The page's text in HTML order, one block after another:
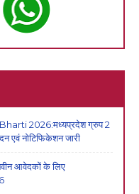
2026:मध्यप्रदेश ग्रुप 2
एवं नोटिफिकेशन जारी
आवेदकों के लिए